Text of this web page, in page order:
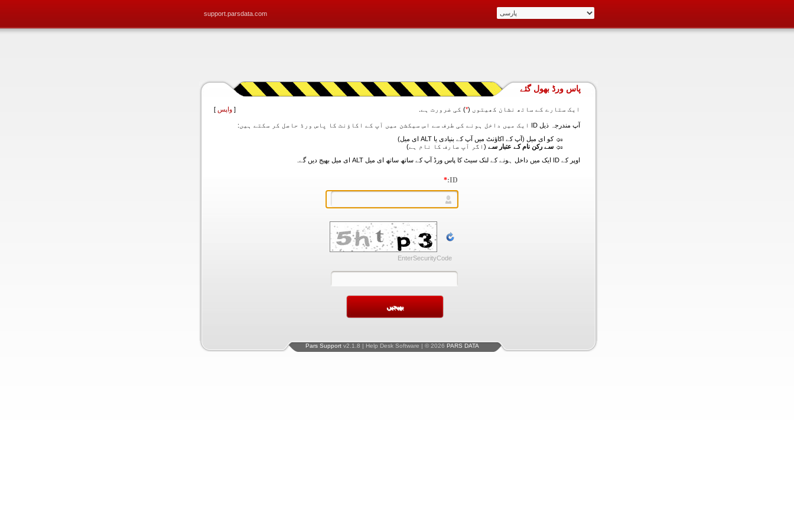
support.parsdata.com
پاس ورڈ بھول گئے
ایک ستارے کے ساتھ نشان کھیتوں (*) کی ضرورت ہے. [ واپس ]
آپ مندرجہ ذیل ID ایک میں داخل ہونے کی طرف سے اس سیکشن میں آپ کے اکاؤنٹ کا پاس ورڈ حاصل کر سکتے ہیں:
کو ای میل (آپ کے اکاؤنٹ میں آپ کے بنیادی یا ALT ای میل)
سے رکن نام کے عتبار سے (اگر آپ صارف کا نام ہے)
اوپر کے ID ایک میں داخل ہونے کے لنک سیٹ کا پاس ورڈ آپ کے ساتھ ساتھ ای میل ALT ای میل بھیج دیں گے.
ID:
*
EnterSecurityCode
Pars Support v2.1.8 | Help Desk Software | © 2026 PARS DATA